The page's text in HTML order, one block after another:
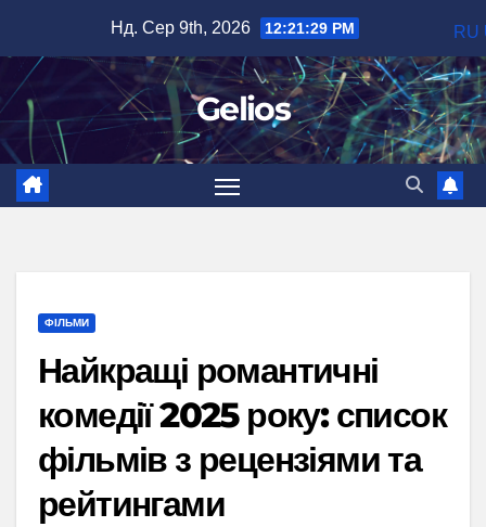
вмісту
Нд. Сер 9th, 2026 12:21:30 PM
Gelios
ФІЛЬМИ
Найкращі романтичні
комедії 2025 року: список
фільмів з рецензіями та
рейтингами
RU